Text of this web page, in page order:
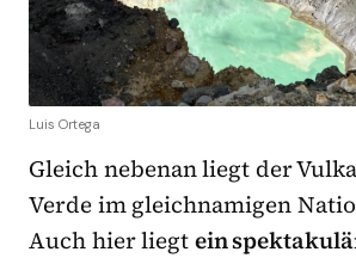
Luis Ortega
Gleich nebenan liegt der
Verde im gleichnamigen
Auch hier liegtein